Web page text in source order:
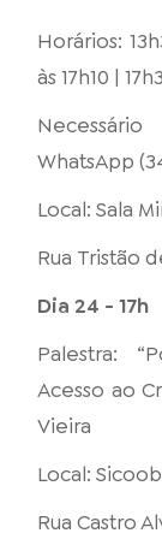
Horários:
às 17h10 |
WhatsApp
Local: Sala
Rua Tristão
Dia 24 - 17h
Palestra:
Acesso ao
Vieira
Local:
Rua Castro